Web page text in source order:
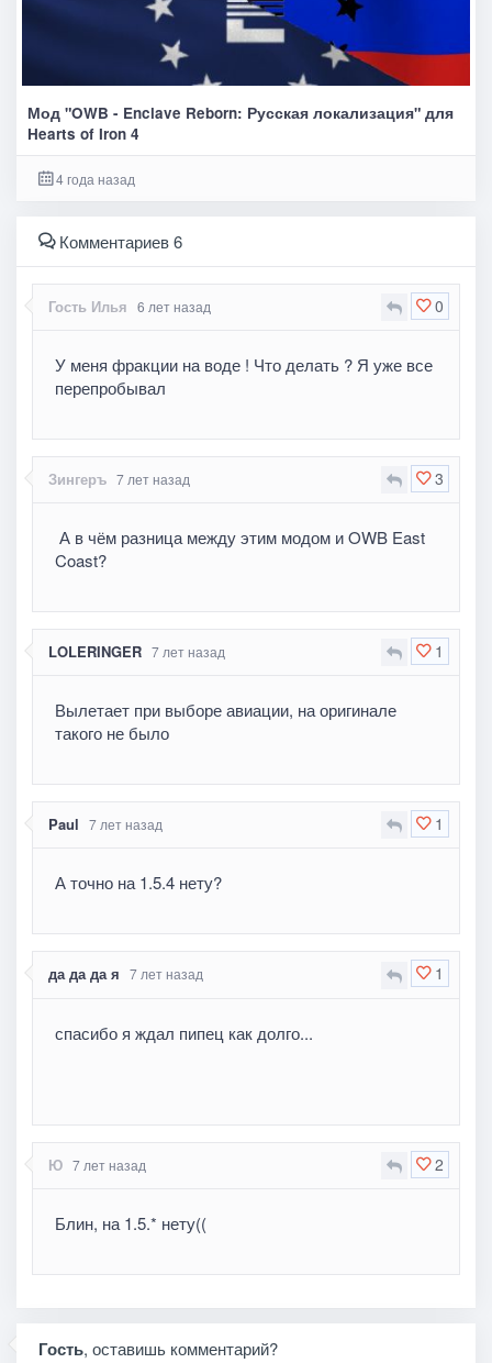
Мод "OWB - Enclave Reborn: Русская локализация" для
Hearts of Iron 4
4 года назад
Комментариев 6
0
Гость Илья 6 лет назад
У меня фракции на воде ! Что делать ? Я уже все
перепробывал
3
Зингеръ 7 лет назад
А в чём разница между этим модом и OWB East
Coast?
1
LOLERINGER 7 лет назад
Вылетает при выборе авиации, на оригинале
такого не было
1
Paul 7 лет назад
А точно на 1.5.4 нету?
1
да да да я 7 лет назад
спасибо я ждал пипец как долго...
2
Ю 7 лет назад
Блин, на 1.5.* нету((
Гость, оставишь комментарий?